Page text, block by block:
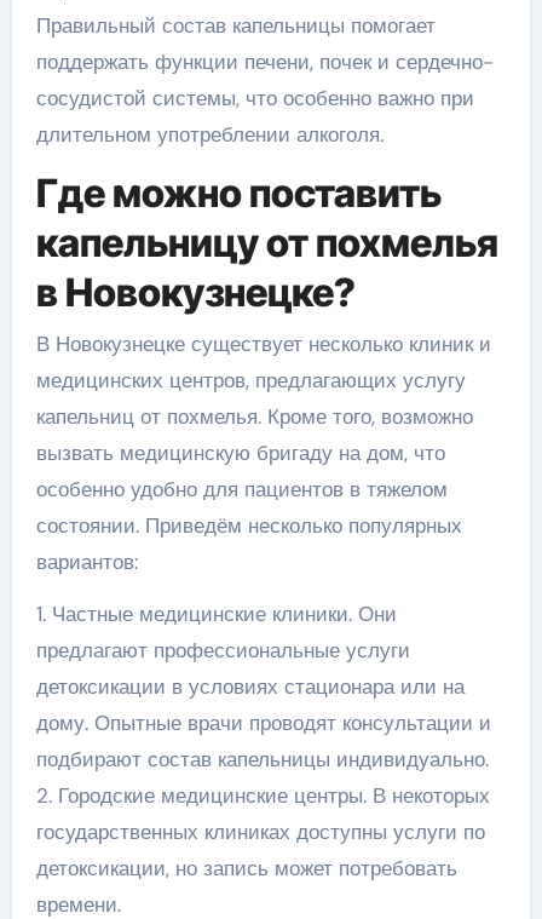
Правильный состав капельницы помогает
поддержать функции печени, почек и сердечно-
сосудистой системы, что особенно важно при
длительном употреблении алкоголя.
Где можно поставить
капельницу от похмелья
в Новокузнецке?
В Новокузнецке существует несколько клиник и
медицинских центров, предлагающих услугу
капельниц от похмелья. Кроме того, возможно
вызвать медицинскую бригаду на дом, что
особенно удобно для пациентов в тяжелом
состоянии. Приведём несколько популярных
вариантов:
1. Частные медицинские клиники. Они
предлагают профессиональные услуги
детоксикации в условиях стационара или на
дому. Опытные врачи проводят консультации и
подбирают состав капельницы индивидуально.
2. Городские медицинские центры. В некоторых
государственных клиниках доступны услуги по
детоксикации, но запись может потребовать
времени.